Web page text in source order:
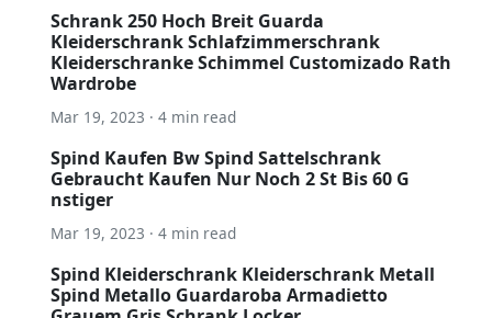
Schrank 250 Hoch Breit Guarda
Kleiderschrank Schlafzimmerschrank
Kleiderschranke Schimmel Customizado Rath
Wardrobe
Mar 19, 2023 · 4 min read
Spind Kaufen Bw Spind Sattelschrank
Gebraucht Kaufen Nur Noch 2 St Bis 60 G
nstiger
Mar 19, 2023 · 4 min read
Spind Kleiderschrank Kleiderschrank Metall
Spind Metallo Guardaroba Armadietto